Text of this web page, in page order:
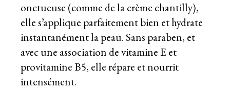
onctueuse (comme de la crème chantilly),
elle s’applique parfaitement bien et hydrate
instantanément la peau. Sans paraben, et
avec une association de vitamine E et
provitamine B5, elle répare et nourrit
intensément.